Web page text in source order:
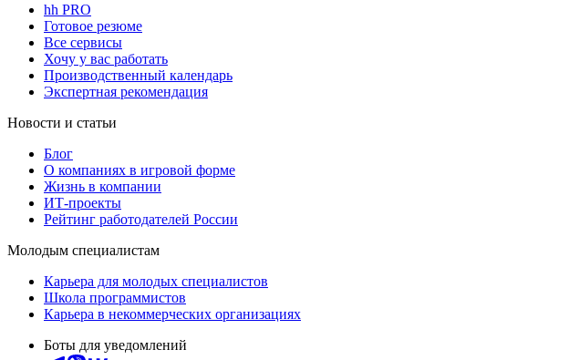
hh PRO
Готовое резюме
Все сервисы
Хочу у вас работать
Производственный календарь
Экспертная рекомендация
Новости и статьи
Блог
О компаниях в игровой форме
Жизнь в компании
ИТ-проекты
Рейтинг работодателей России
Молодым специалистам
Карьера для молодых специалистов
Школа программистов
Карьера в некоммерческих организациях
Боты для уведомлений